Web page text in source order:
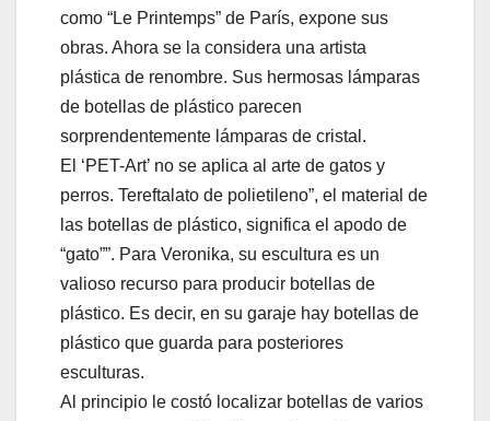
como “Le Printemps” de París, expone sus
obras. Ahora se la considera una artista
plástica de renombre. Sus hermosas lámparas
de botellas de plástico parecen
sorprendentemente lámparas de cristal.
El ‘PET-Art’ no se aplica al arte de gatos y
perros. Tereftalato de polietileno”, el material de
las botellas de plástico, significa el apodo de
“gato””. Para Veronika, su escultura es un
valioso recurso para producir botellas de
plástico. Es decir, en su garaje hay botellas de
plástico que guarda para posteriores
esculturas.
Al principio le costó localizar botellas de varios